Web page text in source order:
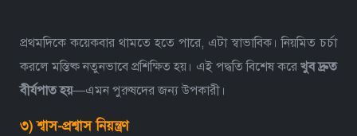
প্রথমদিকে কয়েকবার থামতে হতে পারে, এটা স্বাভাবিক। নিয়মিত চর্চা
করলে মস্তিষ্ক নতুনভাবে প্রশিক্ষিত হয়। এই পদ্ধতি বিশেষ করে খুব দ্রুত
বীর্যপাত হয়—এমন পুরুষদের জন্য উপকারী।
৩) শ্বাস-প্রশ্বাস নিয়ন্ত্রণ